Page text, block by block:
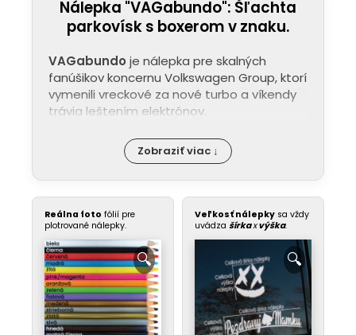
Nálepka "VAGabundo": Šľachta
parkovísk s boxerom v znaku.
VAGabundo je nálepka pre skalných
fanúšikov koncernu Volkswagen Group, ktorí
vymenili vreckové za nové turbo a víkendy
trávia leštením elektrónov.
Zobraziť viac ↓
Reálna foto fólií pre
plotrované nálepky.
Veľkosť nálepky sa vždy
uvádza šírkaxvýška.